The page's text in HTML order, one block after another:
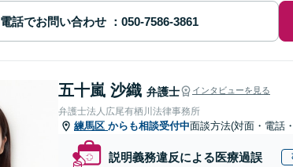
電話でお問い合わせ
五十嵐 沙織 弁護士 インタビューを見る
弁護士法人広尾有栖川法律事務所
練馬区 からも相談受付中面談方法(対面・電話
説明義務違反による医療過誤